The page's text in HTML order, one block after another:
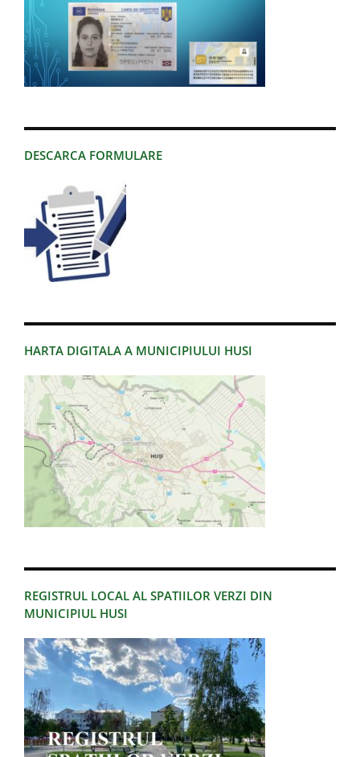
DESCARCA FORMULARE
HARTA DIGITALA A MUNICIPIULUI HUSI
REGISTRUL LOCAL AL SPATIILOR VERZI DIN
MUNICIPIUL HUSI